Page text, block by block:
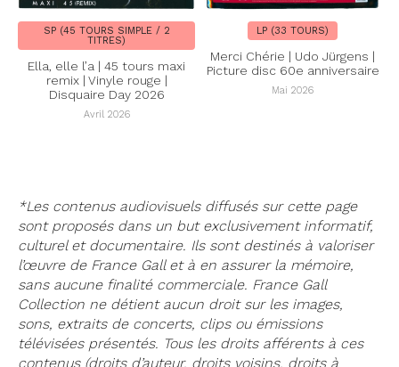
SP (45 TOURS SIMPLE / 2
TITRES)
Ella, elle l’a | 45 tours maxi
remix | Vinyle rouge |
Disquaire Day 2026
Avril 2026
LP (33 TOURS)
Merci Chérie | Udo Jürgens |
Picture disc 60e anniversaire
Mai 2026
*Les contenus audiovisuels diffusés sur cette page
sont proposés dans un but exclusivement informatif,
culturel et documentaire. Ils sont destinés à valoriser
l’œuvre de France Gall et à en assurer la mémoire,
sans aucune finalité commerciale. France Gall
Collection ne détient aucun droit sur les images,
sons, extraits de concerts, clips ou émissions
télévisées présentés. Tous les droits afférents à ces
contenus (droits d’auteur, droits voisins, droits à